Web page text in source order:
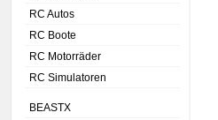
RC Autos
RC Boote
RC Motorräder
RC Simulatoren
BEASTX